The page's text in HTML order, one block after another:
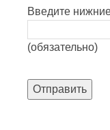
Введите
(обязательно)
Отправить